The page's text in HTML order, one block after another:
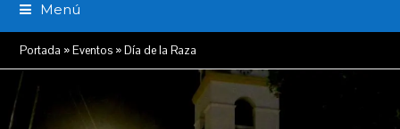
Menú
Portada »Eventos »Día de la Raza